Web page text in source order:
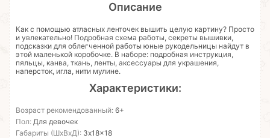
Описание
Как с помощью атласных ленточек вышить целую картину? Просто
и увлекательно! Подробная схема работы, секреты вышивки,
подсказки для облегченной работы юные рукодельницы найдут в
этой маленькой коробочке. В наборе: подробная инструкция,
пяльцы, канва, ткань, ленты, аксессуары для украшения,
наперсток, игла, нити мулине.
Характеристики:
Возраст рекомендованный: 6+
Пол: Для девочек
Габариты (ШхВхД): 3x18x18